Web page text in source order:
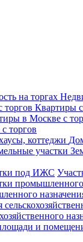
Квартиры
торгов